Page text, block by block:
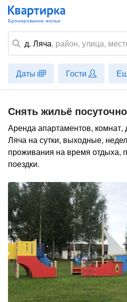
д. Ляча, район, улица,
Даты Гости
Снять жильё
Аренда апартаментов, комнат,
Ляча на сутки, выходные,
проживания на время отдыха,
поездки.